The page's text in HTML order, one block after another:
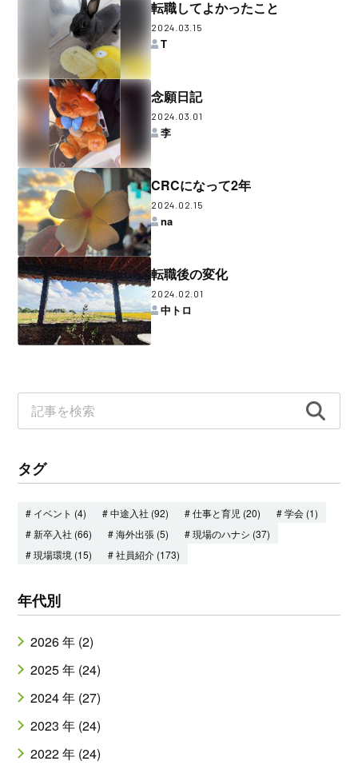
転職してよかったこと
2024.03.15
T
念願日記
2024.03.01
李
CRCになって2年
2024.02.15
na
転職後の変化
2024.02.01
中トロ
タグ
# イベント (4) # 中途入社 (92) # 仕事と育児 (20)
# 学会 (1)
# 新卒入社 (66)
# 海外出張 (5)
# 現場のハナシ (37)
# 現場環境 (15)
# 社員紹介 (173)
年代別
2026 年 (2)
2025 年 (24)
2024 年 (27)
2023 年 (24)
2022 年 (24)